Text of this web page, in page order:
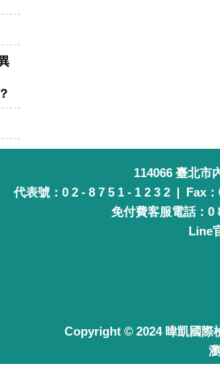
114066 臺北市
代表號：0 2 - 8 7 5 1 - 1 2 3 2 | Fax
免付費客服電話：0
Line
Copyright © 2024 暐凱國際